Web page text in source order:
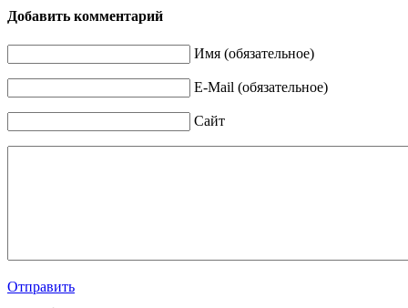
Добавить комментарий
Имя (обязательное)
E-Mail (обязательное)
Сайт
Отправить